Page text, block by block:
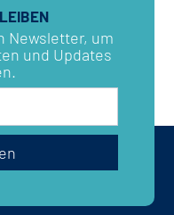
Newsletter, um
und Updates